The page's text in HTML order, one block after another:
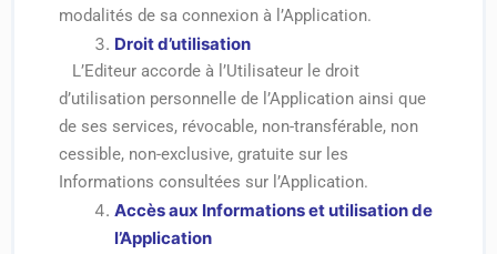
modalités de sa connexion à l’Application.
Droit d’utilisation
L’Editeur accorde à l’Utilisateur le droit
d’utilisation personnelle de l’Application ainsi que
de ses services, révocable, non-transférable, non
cessible, non-exclusive, gratuite sur les
Informations consultées sur l’Application.
Accès aux Informations et utilisation de
l’Application